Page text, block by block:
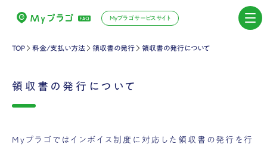
Myプラゴサービスサイト
TOP 料金/支払い方法 領収書の発行 領収書の発行について
領収書の発行について
Myプラゴではインボイス制度に対応した領収書の発行を行